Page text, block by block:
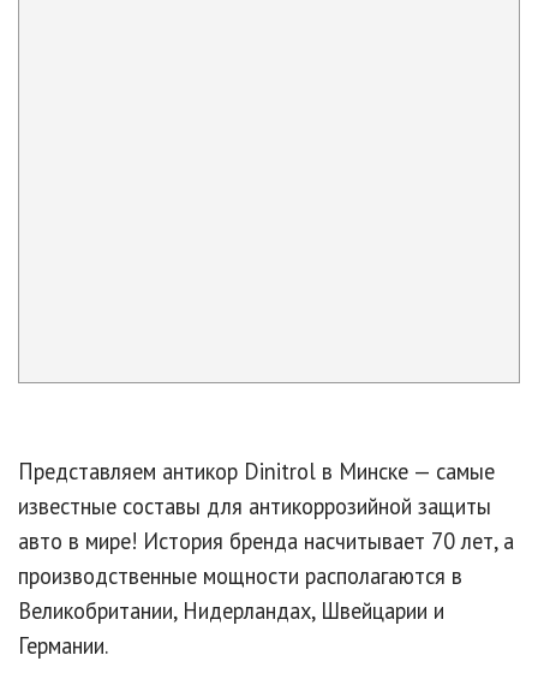
Представляем антикор Dinitrol в Минске — самые
известные составы для антикоррозийной защиты
авто в мире! История бренда насчитывает 70 лет, а
производственные мощности располагаются в
Великобритании, Нидерландах, Швейцарии и
Германии.